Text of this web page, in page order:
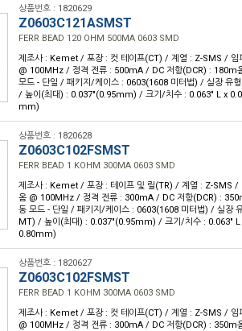
상품번호 : 1820629
Z0603C121ASMST
FERR BEAD 120 OHM 500MA 0603 SMD
제조사 : Kemet / 포장 : 컷 테이프(CT) / 계열 : Z-SMS / 임
@ 100MHz / 정격 전류 : 500mA / DC 저항(DCR) : 180m
모드 - 단일 / 패키지/케이스 : 0603(1608 미터법) / 실장 유
/ 높이(최대) : 0.037"(0.95mm) / 크기/치수 : 0.063" L x
mm)
상품번호 : 1820628
Z0603C102FSMST
FERR BEAD 1 KOHM 300MA 0603 SMD
제조사 : Kemet / 포장 : 테이프 및 릴(TR) / 계열 : Z-SMS /
옴 @ 100MHz / 정격 전류 : 300mA / DC 저항(DCR) :
동 모드 - 단일 / 패키지/케이스 : 0603(1608 미터법) / 실장
MT) / 높이(최대) : 0.037"(0.95mm) / 크기/치수 : 0.063"
0.80mm)
상품번호 : 1820627
Z0603C102FSMST
FERR BEAD 1 KOHM 300MA 0603 SMD
제조사 : Kemet / 포장 : 컷 테이프(CT) / 계열 : Z-SMS / 임
@ 100MHz / 정격 전류 : 300mA / DC 저항(DCR) : 350m